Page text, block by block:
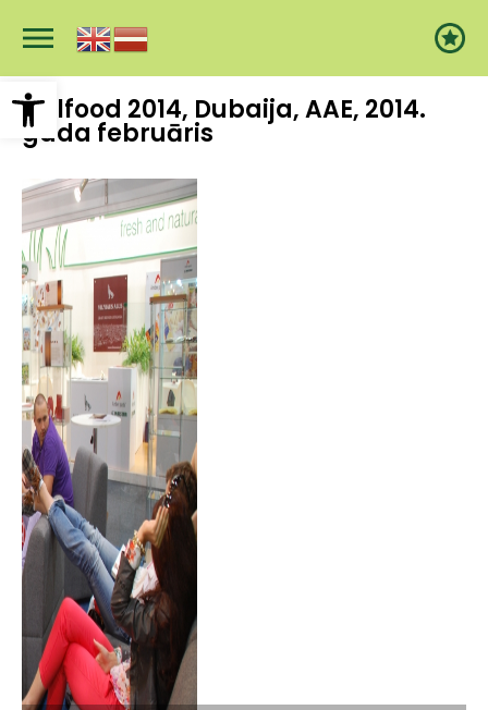
Open toolbar
galveno
Gulfood 2014, Dubaija, AAE, 2014.
gada februāris